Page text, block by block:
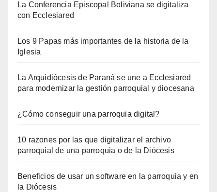
La Conferencia Episcopal Boliviana se digitaliza
con Ecclesiared
Los 9 Papas más importantes de la historia de la
Iglesia
La Arquidiócesis de Paraná se une a Ecclesiared
para modernizar la gestión parroquial y diocesana
¿Cómo conseguir una parroquia digital?
10 razones por las que digitalizar el archivo
parroquial de una parroquia o de la Diócesis
Beneficios de usar un software en la parroquia y en
la Diócesis